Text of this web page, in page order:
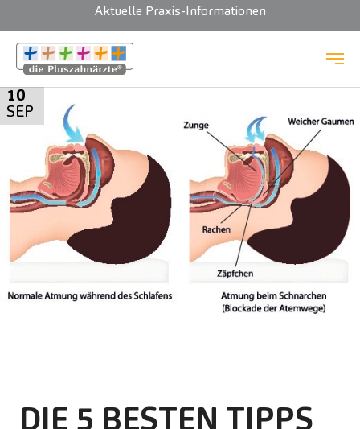
Zum Hauptinhalt springen
Aktuelle Praxis-Informationen
10
SEP
DIE 5 BESTEN TIPPS